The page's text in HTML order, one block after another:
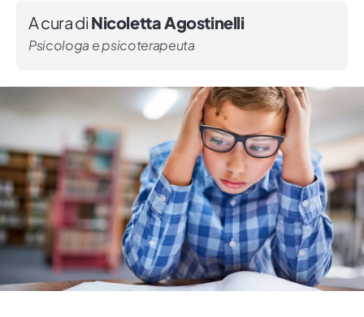
A cura di Nicoletta Agostinelli
Psicologa e psicoterapeuta